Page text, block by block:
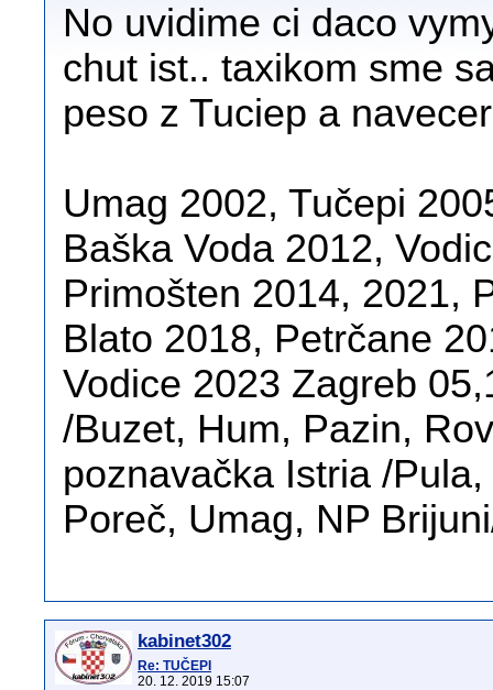
No uvidime ci daco
chut ist.. taxikom sme
peso z Tuciep a
Umag 2002, Tučepi
Baška Voda 2012,
Primošten 2014, 2021,
Blato 2018, Petrčane
Vodice 2023 Zagreb
/Buzet, Hum, Pazin,
poznavačka Istria /
Poreč, Umag, NP
kabinet302
Re: TUČEPI
20. 12. 2019 15:07